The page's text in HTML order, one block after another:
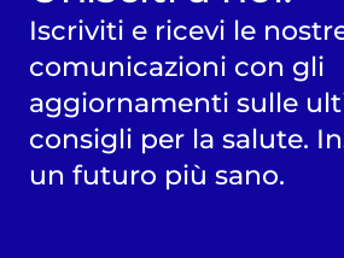
Iscriviti e ricevi le
comunicazioni con gli
aggiornamenti sulle
consigli per la salute.
un futuro più sano.